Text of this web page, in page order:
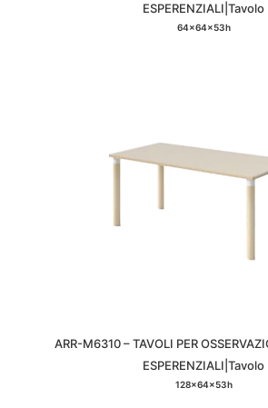
ESPERENZIALI|Tavolo
64x64x53h
ARR-M6310 – TAVOLI PER
ESPERENZIALI|Tavolo
128x64x53h